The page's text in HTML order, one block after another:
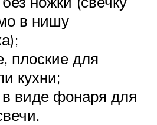
в нишу
плоские для
кухни;
виде фонаря для